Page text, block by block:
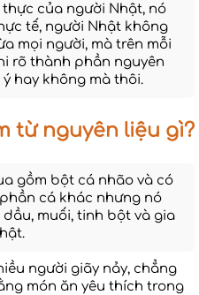
của người Nhật, nó
tế, người Nhật không
mọi người, mà trên mỗi
rõ thành phần nguyên
hay không mà thôi.
từ nguyên liệu gì?
gồm bột cá nhão và có
cá khác nhưng nó
muối, tinh bột và gia
người giãy nảy, chẳng
món ăn yêu thích trong